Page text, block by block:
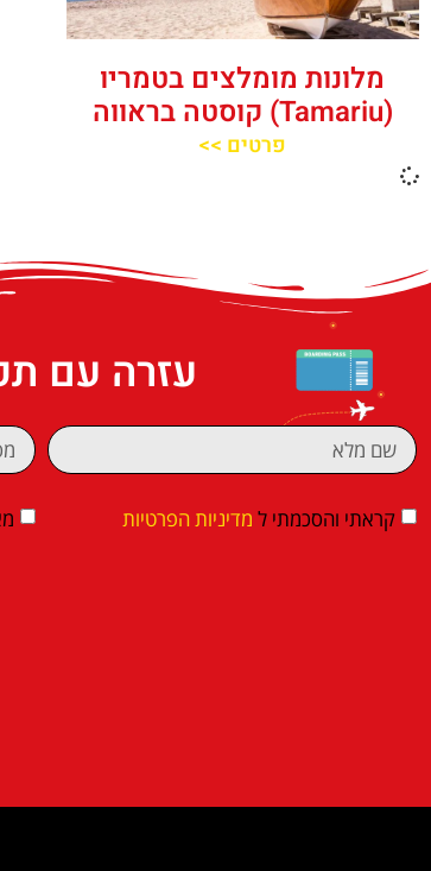
מלונות מומלצים בטמריו
(Tamariu) קוסטה בראווה
פרטים >>
עזרה עם
קראתי והסכמתי ל מדיניות הפרטיות